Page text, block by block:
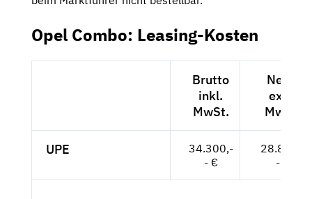
Opel Combo: Leasing-Kosten
Brutto
inkl.
MwSt.
Netto
exkl.
MwSt.
UPE
34.300,-
- €
28.824,-
- €